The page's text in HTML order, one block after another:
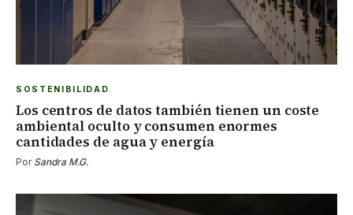
SOSTENIBILIDAD
Los centros de datos también tienen un coste
ambiental oculto y consumen enormes
cantidades de agua y energía
Por Sandra M.G.